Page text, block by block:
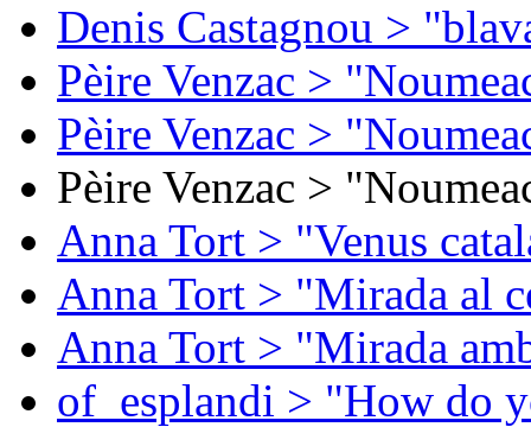
Denis Castagnou >
Pèire Venzac >
Pèire Venzac >
Pèire Venzac >
Anna Tort > "Venus
Anna Tort > "Mirada al
Anna Tort > "Mirada
of_esplandi > "How do